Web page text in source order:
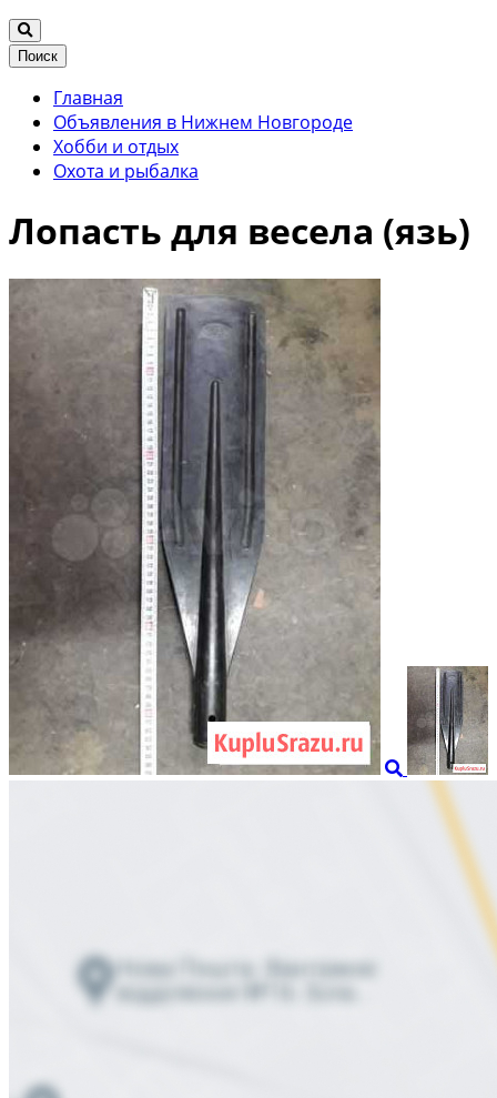
Поиск
Главная
Объявления в Нижнем Новгороде
Хобби и отдых
Охота и рыбалка
Лопасть для весела (язь)